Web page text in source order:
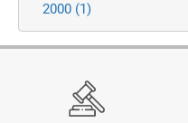
2000 (1)